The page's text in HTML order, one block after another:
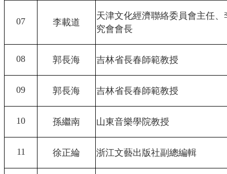
07 李載道
天津文化經濟聯絡委員會主任、
究會會長
08 郭長海 吉林省長春師範教授
09 郭長海 吉林省長春師範教授
10 孫繼南 山東音樂學院教授
11 徐正綸 浙江文藝出版社副總編輯